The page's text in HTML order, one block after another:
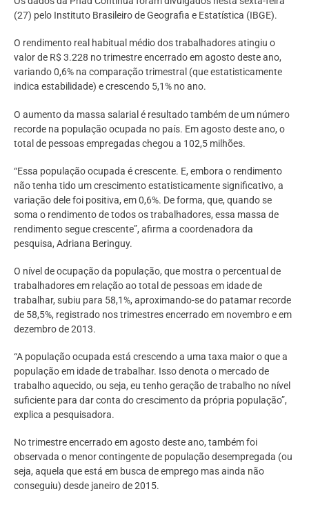
(27) pelo Instituto Brasileiro de Geografia e Estatística (IBGE).
O rendimento real habitual médio dos trabalhadores atingiu o
valor de R$ 3.228 no trimestre encerrado em agosto deste ano,
variando 0,6% na comparação trimestral (que estatisticamente
indica estabilidade) e crescendo 5,1% no ano.
O aumento da massa salarial é resultado também de um número
recorde na população ocupada no país. Em agosto deste ano, o
total de pessoas empregadas chegou a 102,5 milhões.
“Essa população ocupada é crescente. E, embora o rendimento
não tenha tido um crescimento estatisticamente significativo, a
variação dele foi positiva, em 0,6%. De forma, que, quando se
soma o rendimento de todos os trabalhadores, essa massa de
rendimento segue crescente”, afirma a coordenadora da
pesquisa, Adriana Beringuy.
O nível de ocupação da população, que mostra o percentual de
trabalhadores em relação ao total de pessoas em idade de
trabalhar, subiu para 58,1%, aproximando-se do patamar recorde
de 58,5%, registrado nos trimestres encerrado em novembro e em
dezembro de 2013.
“A população ocupada está crescendo a uma taxa maior o que a
população em idade de trabalhar. Isso denota o mercado de
trabalho aquecido, ou seja, eu tenho geração de trabalho no nível
suficiente para dar conta do crescimento da própria população”,
explica a pesquisadora.
No trimestre encerrado em agosto deste ano, também foi
observada o menor contingente de população desempregada (ou
seja, aquela que está em busca de emprego mas ainda não
conseguiu) desde janeiro de 2015.